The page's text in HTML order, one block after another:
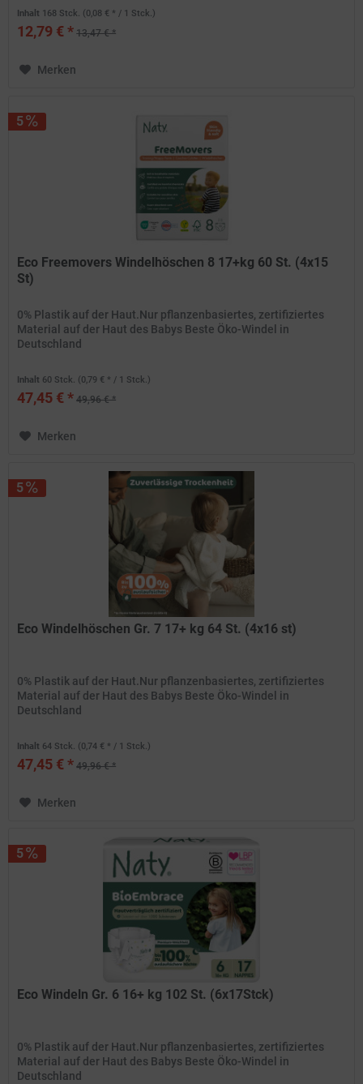
Inhalt 168 Stck. (0,08 € * / 1 Stck.)
12,79 € * 13,47 € *
Merken
5
Eco Freemovers Windelhöschen 8 17+kg 60 St. (4x15
St)
0% Plastik auf der Haut.Nur pflanzenbasiertes, zertifiziertes
Material auf der Haut des Babys Beste Öko-Windel in
Deutschland
Inhalt 60 Stck. (0,79 € * / 1 Stck.)
47,45 € * 49,96 € *
Merken
5
Eco Windelhöschen Gr. 7 17+ kg 64 St. (4x16 st)
0% Plastik auf der Haut.Nur pflanzenbasiertes, zertifiziertes
Material auf der Haut des Babys Beste Öko-Windel in
Deutschland
Inhalt 64 Stck. (0,74 € * / 1 Stck.)
47,45 € * 49,96 € *
Merken
5
Eco Windeln Gr. 6 16+ kg 102 St. (6x17Stck)
0% Plastik auf der Haut.Nur pflanzenbasiertes, zertifiziertes
Material auf der Haut des Babys Beste Öko-Windel in
Deutschland